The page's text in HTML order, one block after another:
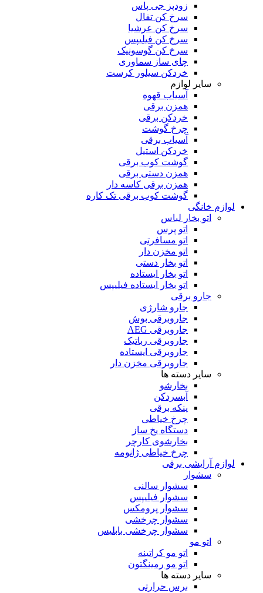
زودپز جی پاس
سرخ کن تفال
سرخ کن عرشیا
سرخ کن فیلیپس
سرخ کن گوسونیک
چای ساز سماوری
خردکن سیلور کرست
سایر لوازم
آسیاب قهوه
همزن برقی
خردکن برقی
چرخ گوشت
آسیاب برقی
خردکن استیل
گوشت کوب برقی
همزن دستی برقی
همزن برقی کاسه دار
گوشت کوب برقی تک کاره
لوازم خانگی
اتو بخار لباس
اتو پرس
اتو مسافرتی
اتو مخزن دار
اتو بخار دستی
اتو بخار ایستاده
اتو بخار ایستاده فیلیپس
جارو برقی
جارو شارژی
جاروبرقی بوش
جاروبرقی AEG
جاروبرقی رباتیک
جاروبرقی ایستاده
جاروبرقی مخزن دار
سایر دسته ها
بخارشو
آبسردکن
پنکه برقی
چرخ خیاطی
دستگاه یخ ساز
بخارشوی کارچر
چرخ خیاطی ژانومه
لوازم آرایشی برقی
سشوار
سشوار سالنی
سشوار فیلیپس
سشوار پرومکس
سشوار چرخشی
سشوار چرخشی بابلیس
اتو مو
اتو مو کراتینه
اتو مو رمینگتون
سایر دسته ها
برس حرارتی